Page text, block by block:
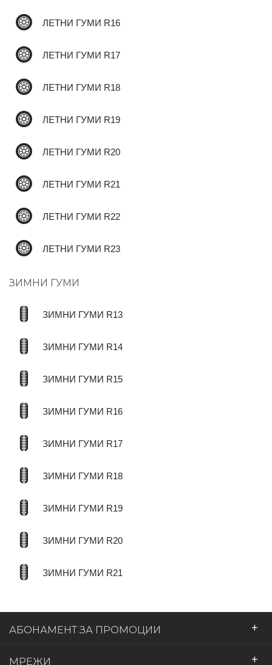
ЛЕТНИ ГУМИ R16
ЛЕТНИ ГУМИ R17
ЛЕТНИ ГУМИ R18
ЛЕТНИ ГУМИ R19
ЛЕТНИ ГУМИ R20
ЛЕТНИ ГУМИ R21
ЛЕТНИ ГУМИ R22
ЛЕТНИ ГУМИ R23
ЗИМНИ ГУМИ
ЗИМНИ ГУМИ R13
ЗИМНИ ГУМИ R14
ЗИМНИ ГУМИ R15
ЗИМНИ ГУМИ R16
ЗИМНИ ГУМИ R17
ЗИМНИ ГУМИ R18
ЗИМНИ ГУМИ R19
ЗИМНИ ГУМИ R20
ЗИМНИ ГУМИ R21
АБОНАМЕНТ ЗА ПРОМОЦИИ +
МРЕЖИ +